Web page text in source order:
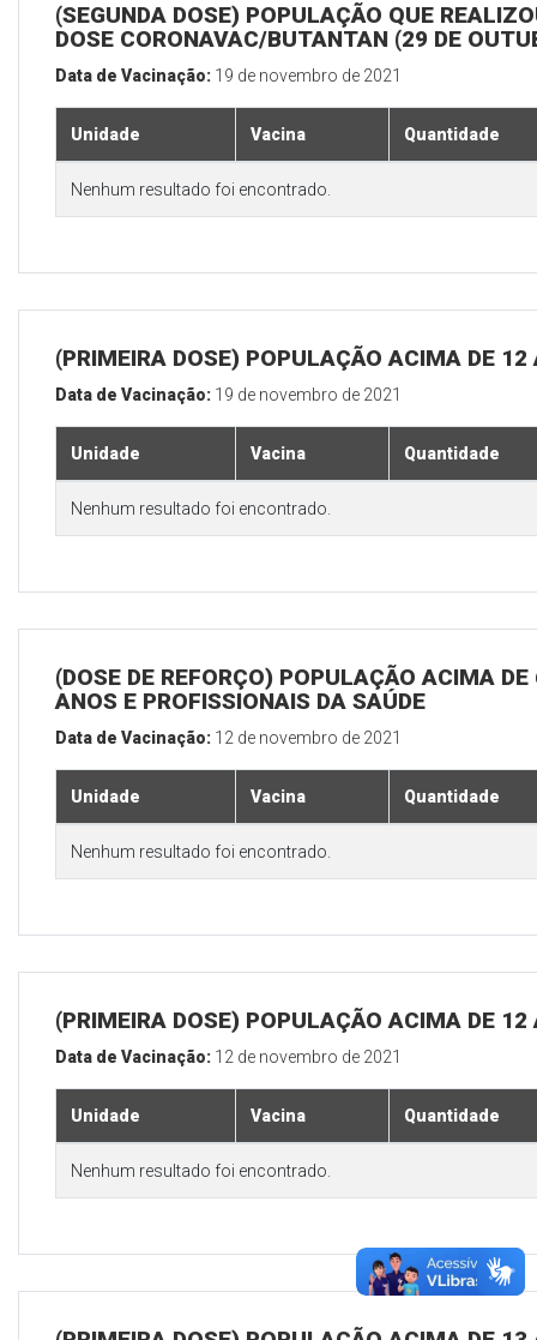
(SEGUNDA DOSE) POPULAÇÃO QUE
DOSE CORONAVAC/BUTANTAN (29 DE
Data de Vacinação: 19 de novembro de 2021
Unidade Vacina Quantidade
Nenhum resultado foi encontrado.
(PRIMEIRA DOSE) POPULAÇÃO ACIMA DE 12
Data de Vacinação: 19 de novembro de 2021
Unidade Vacina Quantidade
Nenhum resultado foi encontrado.
(DOSE DE REFORÇO) POPULAÇÃO ACIMA DE
ANOS E PROFISSIONAIS DA SAÚDE
Data de Vacinação: 12 de novembro de 2021
Unidade Vacina Quantidade
Nenhum resultado foi encontrado.
(PRIMEIRA DOSE) POPULAÇÃO ACIMA DE 12
Data de Vacinação: 12 de novembro de 2021
Unidade Vacina Quantidade
Nenhum resultado foi encontrado.